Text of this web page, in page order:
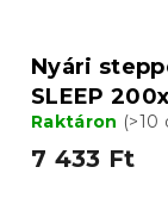
Nyári
SLEEP
Raktáron (>10
7 433 Ft